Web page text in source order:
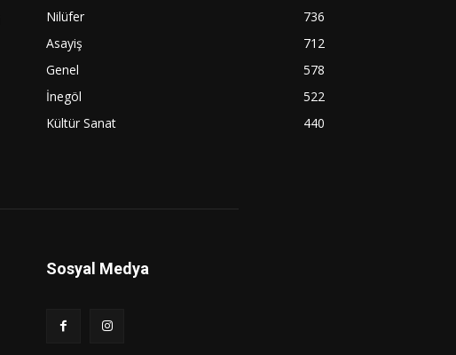
Nilüfer
736
Asayiş
712
Genel
578
İnegöl
522
Kültür Sanat
440
Sosyal Medya